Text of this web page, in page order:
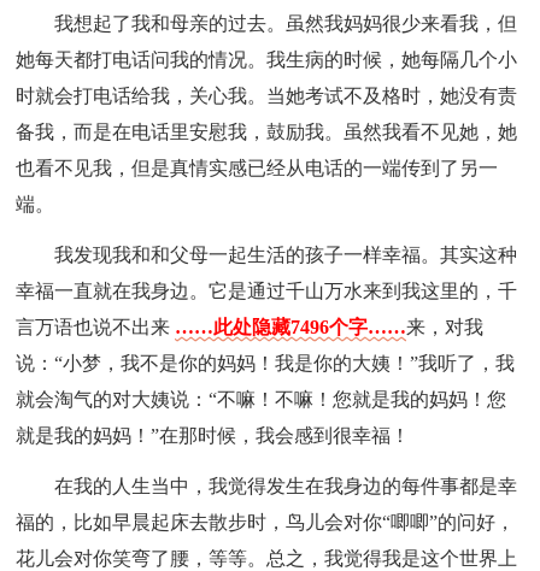
我想起了我和母亲的过去。虽然我妈妈很少来看我，但
她每天都打电话问我的情况。我生病的时候，她每隔几个小
时就会打电话给我，关心我。当她考试不及格时，她没有责
备我，而是在电话里安慰我，鼓励我。虽然我看不见她，她
也看不见我，但是真情实感已经从电话的一端传到了另一
端。
我发现我和和父母一起生活的孩子一样幸福。其实这种
幸福一直就在我身边。它是通过千山万水来到我这里的，千
言万语也说不出来 ……此处隐藏7496个字……来，对我
说：“小梦，我不是你的妈妈！我是你的大姨！”我听了，我
就会淘气的对大姨说：“不嘛！不嘛！您就是我的妈妈！您
就是我的妈妈！”在那时候，我会感到很幸福！
在我的人生当中，我觉得发生在我身边的每件事都是幸
福的，比如早晨起床去散步时，鸟儿会对你“唧唧”的问好，
花儿会对你笑弯了腰，等等。总之，我觉得我是这个世界上